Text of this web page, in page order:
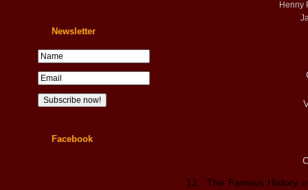
Henny
12. The Famous History
Newsletter
Facebook